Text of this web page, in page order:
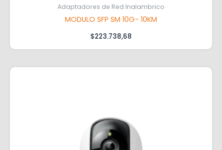
Adaptadores de Red Inalambrico
MODULO SFP SM 10G- 10KM
$223.738,68